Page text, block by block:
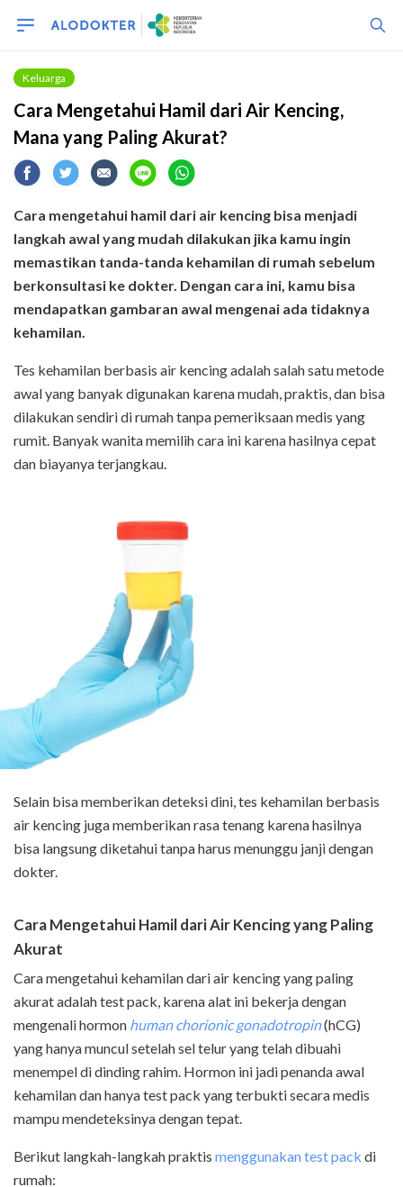
Keluarga
Cara Mengetahui Hamil dari Air Kencing,
Mana yang Paling Akurat?
Cara mengetahui hamil dari air kencing bisa menjadi
langkah awal yang mudah dilakukan jika kamu ingin
memastikan tanda-tanda kehamilan di rumah sebelum
berkonsultasi ke dokter. Dengan cara ini, kamu bisa
mendapatkan gambaran awal mengenai ada tidaknya
kehamilan.
Tes kehamilan berbasis air kencing adalah salah satu metode
awal yang banyak digunakan karena mudah, praktis, dan bisa
dilakukan sendiri di rumah tanpa pemeriksaan medis yang
rumit. Banyak wanita memilih cara ini karena hasilnya cepat
dan biayanya terjangkau.
Selain bisa memberikan deteksi dini, tes kehamilan berbasis
air kencing juga memberikan rasa tenang karena hasilnya
bisa langsung diketahui tanpa harus menunggu janji dengan
dokter.
Cara Mengetahui Hamil dari Air Kencing yang Paling
Akurat
Cara mengetahui kehamilan dari air kencing yang paling
akurat adalah test pack, karena alat ini bekerja dengan
mengenali hormon human chorionic gonadotropin(hCG)
yang hanya muncul setelah sel telur yang telah dibuahi
menempel di dinding rahim. Hormon ini jadi penanda awal
kehamilan dan hanya test pack yang terbukti secara medis
mampu mendeteksinya dengan tepat.
Berikut langkah-langkah praktis menggunakan test pack di
rumah: